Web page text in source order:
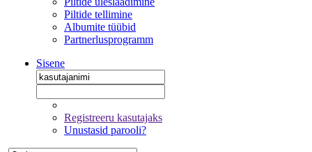
Piltide tellimine
Albumite tüübid
Partnerlusprogramm
Sisene
Registreeru kasutajaks
Unustasid parooli?